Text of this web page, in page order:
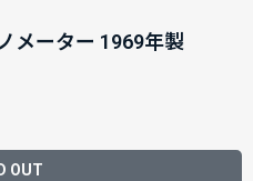
メーター 1969年製
OUT